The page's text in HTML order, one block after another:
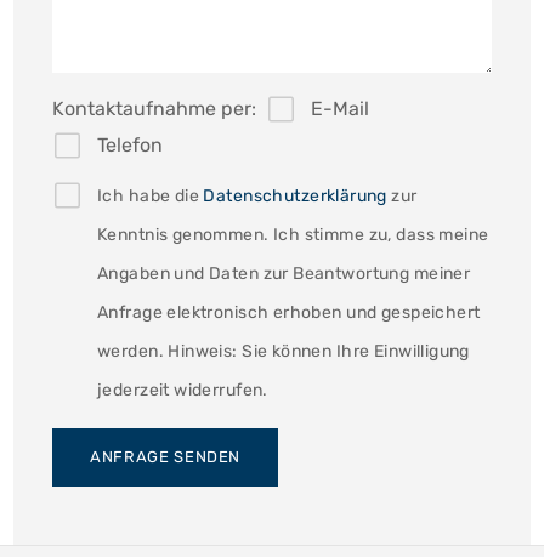
Kontaktaufnahme per:
E-Mail
Telefon
Ich habe die Datenschutzerklärung zur
Kenntnis genommen. Ich stimme zu, dass meine
Angaben und Daten zur Beantwortung meiner
Anfrage elektronisch erhoben und gespeichert
werden. Hinweis: Sie können Ihre Einwilligung
jederzeit widerrufen.
ANFRAGE SENDEN